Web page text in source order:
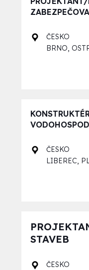
ČESKO
BRNO,
ČESKO
LIBEREC
STAVEB
ČESKO